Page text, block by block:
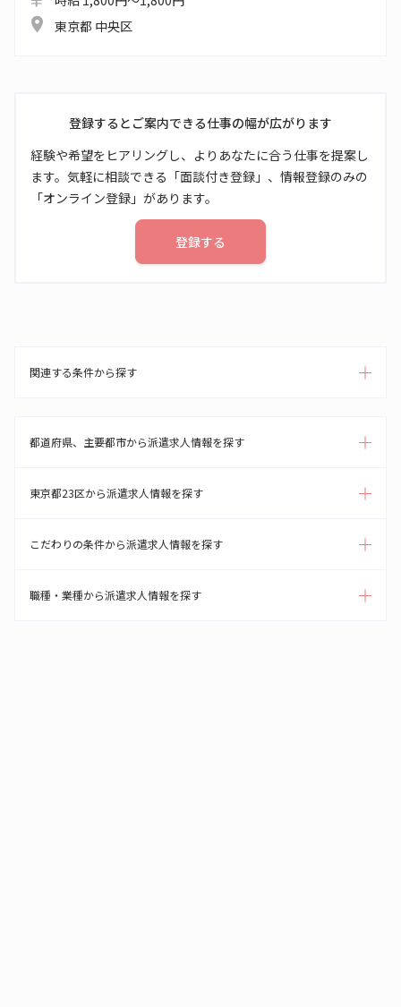
東京都 中央区
登録するとご案内できる仕事の幅が広がります
経験や希望をヒアリングし、よりあなたに合う仕事を提案し
ます。気軽に相談できる「面談付き登録」、情報登録のみの
「オンライン登録」があります。
登録する
関連する条件から探す
都道府県、主要都市から派遣求人情報を探す
東京都23区から派遣求人情報を探す
こだわりの条件から派遣求人情報を探す
職種・業種から派遣求人情報を探す